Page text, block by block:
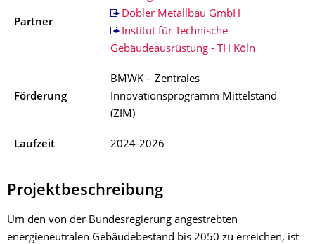
Partner
Dobler Metallbau GmbH
Institut für Technische
Gebäudeausrüstung - TH Köln
Förderung
BMWK – Zentrales
Innovationsprogramm Mittelstand
(ZIM)
Laufzeit 2024-2026
Projektbeschreibung
Um den von der Bundesregierung angestrebten
energieneutralen Gebäudebestand bis 2050 zu erreichen, ist